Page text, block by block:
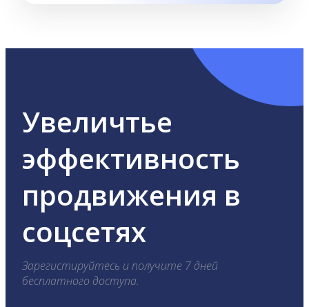
Увеличтье
эффективность
продвижения в
соцсетях
Зарегистируйтесь и получите 7 дней
бесплатного доступа.